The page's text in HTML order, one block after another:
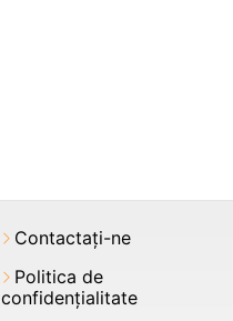
Contactați-ne
Politica de
confidențialitate